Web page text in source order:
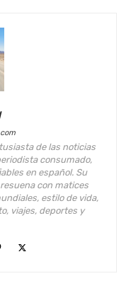
de las noticias
consumado,
en español. Su
con matices
estilo de vida,
viajes, deportes y